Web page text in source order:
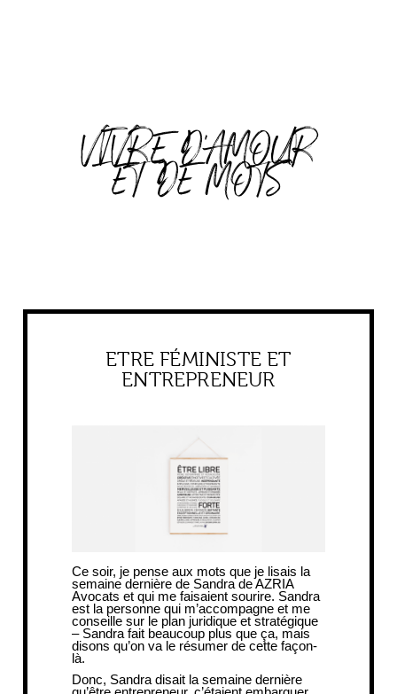
VIVRE D'AMOUR
ET DE MOTS
ETRE FÉMINISTE ET
ENTREPRENEUR
Ce soir, je pense aux mots que je lisais la
semaine dernière de Sandra deAZRIA
Avocats et qui me faisaient sourire. Sandra
est la personne qui m’accompagne et me
conseille sur le plan juridique et stratégique
– Sandra fait beaucoup plus que ça, mais
disons qu’on va le résumer de cette façon-
là.
Donc, Sandra disait la semaine dernière